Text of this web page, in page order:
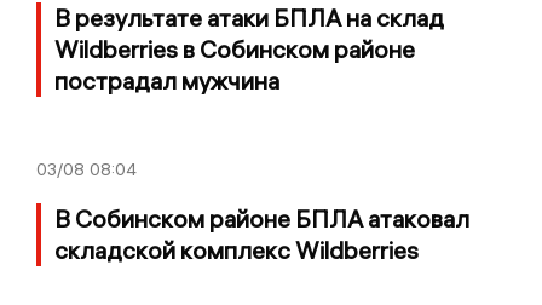
В результате атаки БПЛА на склад
Wildberries в Собинском районе
пострадал мужчина
03/08 08:04
В Собинском районе БПЛА атаковал
складской комплекс Wildberries